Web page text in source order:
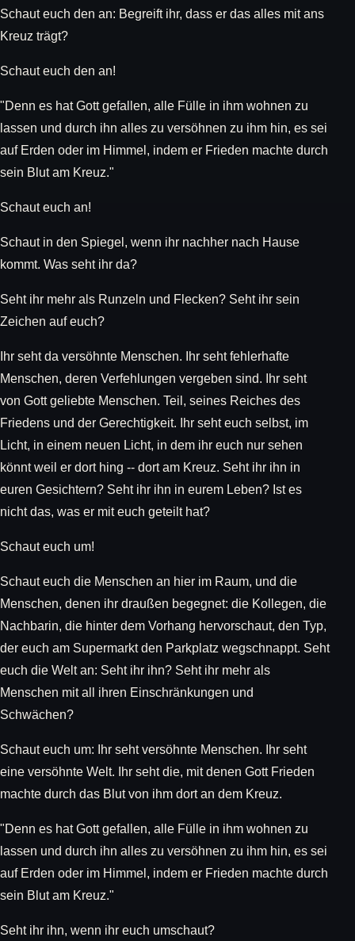
Schaut euch den an: Begreift ihr, dass er das alles mit ans
Kreuz trägt?
Schaut euch den an!
"Denn es hat Gott gefallen, alle Fülle in ihm wohnen zu
lassen und durch ihn alles zu versöhnen zu ihm hin, es sei
auf Erden oder im Himmel, indem er Frieden machte durch
sein Blut am Kreuz."
Schaut euch an!
Schaut in den Spiegel, wenn ihr nachher nach Hause
kommt. Was seht ihr da?
Seht ihr mehr als Runzeln und Flecken? Seht ihr sein
Zeichen auf euch?
Ihr seht da versöhnte Menschen. Ihr seht fehlerhafte
Menschen, deren Verfehlungen vergeben sind. Ihr seht
von Gott geliebte Menschen. Teil, seines Reiches des
Friedens und der Gerechtigkeit. Ihr seht euch selbst, im
Licht, in einem neuen Licht, in dem ihr euch nur sehen
könnt weil er dort hing -- dort am Kreuz. Seht ihr ihn in
euren Gesichtern? Seht ihr ihn in eurem Leben? Ist es
nicht das, was er mit euch geteilt hat?
Schaut euch um!
Schaut euch die Menschen an hier im Raum, und die
Menschen, denen ihr draußen begegnet: die Kollegen, die
Nachbarin, die hinter dem Vorhang hervorschaut, den Typ,
der euch am Supermarkt den Parkplatz wegschnappt. Seht
euch die Welt an: Seht ihr ihn? Seht ihr mehr als
Menschen mit all ihren Einschränkungen und
Schwächen?
Schaut euch um: Ihr seht versöhnte Menschen. Ihr seht
eine versöhnte Welt. Ihr seht die, mit denen Gott Frieden
machte durch das Blut von ihm dort an dem Kreuz.
"Denn es hat Gott gefallen, alle Fülle in ihm wohnen zu
lassen und durch ihn alles zu versöhnen zu ihm hin, es sei
auf Erden oder im Himmel, indem er Frieden machte durch
sein Blut am Kreuz."
Seht ihr ihn, wenn ihr euch umschaut?